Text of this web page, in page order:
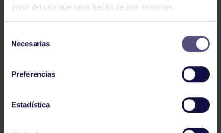
partir del uso que haya hecho de sus servicios.
Necesarias
Preferencias
Estadística
ENCUENTROS CORALES DE GIJÓN